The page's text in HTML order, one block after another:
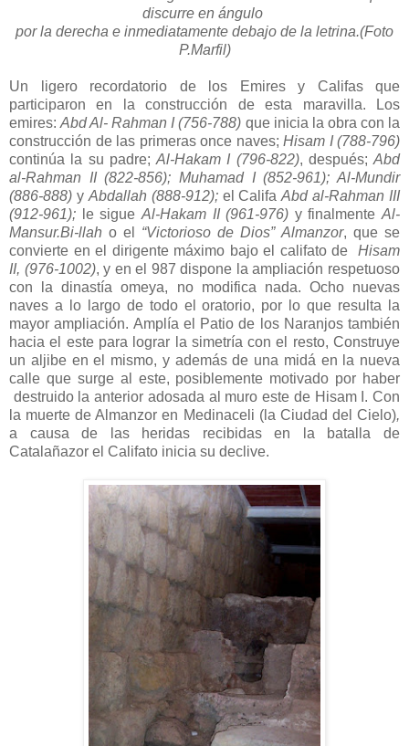
discurre en ángulo
por la derecha e inmediatamente debajo de la letrina.(Foto
P.Marfil)
Un ligero recordatorio de los Emires y Califas que
participaron en la construcción de esta maravilla. Los
emires:Abd Al- Rahman I (756-788) que inicia la obra con la
construcción de las primeras once naves; Hisam I (788-796)
continúa la su padre; Al-Hakam I (796-822), después; Abd
al-Rahman II (822-856); Muhamad I (852-961); Al-Mundir
(886-888) y Abdallah (888-912); el CalifaAbd al-Rahman III
(912-961); le sigue Al-Hakam II (961-976) y finalmente Al-
Mansur.Bi-llah o el “Victorioso de Dios” Almanzor, que se
convierte en el dirigente máximo bajo el califato de Hisam
II, (976-1002), y en el 987 dispone la ampliación respetuoso
con la dinastía omeya, no modifica nada. Ocho nuevas
naves a lo largo de todo el oratorio, por lo que resulta la
mayor ampliación. Amplía el Patio de los Naranjos también
hacia el este para lograr la simetría con el resto, Construye
un aljibe en el mismo, y además de una midá en la nueva
calle que surge al este, posiblemente motivado por haber
destruido la anterior adosada al muro este de Hisam I. Con
la muerte de Almanzor en Medinaceli (la Ciudad del Cielo),
a causa de las heridas recibidas en la batalla de
Catalañazor el Califato inicia su declive.